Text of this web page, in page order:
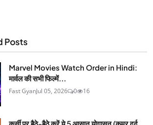
Posts
Marvel Movies Watch Order in Hindi:
मार्वल की सभी फिल्में...
Fast GyanJul 05, 2026 0 16